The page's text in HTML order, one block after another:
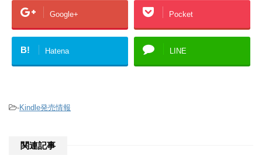
Google+ Pocket
B! Hatena LINE
-Kindle発売情報
関連記事